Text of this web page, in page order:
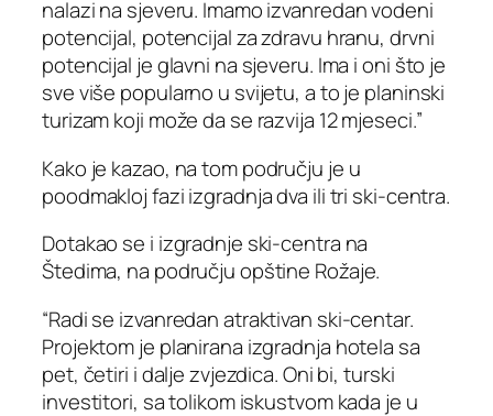
nalazi na sjeveru. Imamo izvanredan vodeni
potencijal, potencijal za zdravu hranu, drvni
potencijal je glavni na sjeveru. Ima i oni što je
sve više popularno u svijetu, a to je planinski
turizam koji može da se razvija 12 mjeseci.”
Kako je kazao, na tom području je u
poodmakloj fazi izgradnja dva ili tri ski-centra.
Dotakao se i izgradnje ski-centra na
Štedima, na području opštine Rožaje.
“Radi se izvanredan atraktivan ski-centar.
Projektom je planirana izgradnja hotela sa
pet, četiri i dalje zvjezdica. Oni bi, turski
investitori, sa tolikom iskustvom kada je u